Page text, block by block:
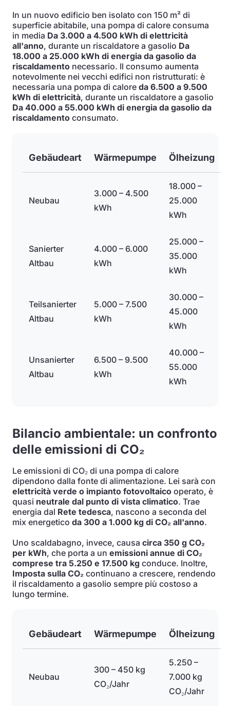
In un nuovo edificio ben isolato con 150 m² di
superficie abitabile, una pompa di calore consuma
in media Da 3.000 a 4.500 kWh di elettricità
all'anno, durante un riscaldatore a gasolio Da
18.000 a 25.000 kWh di energia da gasolio da
riscaldamento necessario. Il consumo aumenta
notevolmente nei vecchi edifici non ristrutturati: è
necessaria una pompa di calore da 6.500 a 9.500
kWh di elettricità, durante un riscaldatore a gasolio
Da 40.000 a 55.000 kWh di energia da gasolio da
riscaldamento consumato.
Gebäudeart Wärmepumpe Ölheizung
Neubau
3.000 – 4.500
kWh
18.000 –
25.000
kWh
Sanierter
Altbau
4.000 – 6.000
kWh
25.000 –
35.000
kWh
Teilsanierter
Altbau
5.000 – 7.500
kWh
30.000 –
45.000
kWh
Unsanierter
Altbau
6.500 – 9.500
kWh
40.000 –
55.000
kWh
Bilancio ambientale: un confronto
delle emissioni di CO₂
Le emissioni di CO₂ di una pompa di calore
dipendono dalla fonte di alimentazione. Lei sarà con
elettricità verde o impianto fotovoltaico operato, è
quasi neutrale dal punto di vista climatico. Trae
energia dal Rete tedesca, nascono a seconda del
mix energetico da 300 a 1.000 kg di CO₂ all'anno.
Uno scaldabagno, invece, causa circa 350 g CO₂
per kWh, che porta a un emissioni annue di CO₂
comprese tra 5.250 e 17.500 kg conduce. Inoltre,
Imposta sulla CO₂ continuano a crescere, rendendo
il riscaldamento a gasolio sempre più costoso a
lungo termine.
Gebäudeart Wärmepumpe Ölheizung
Neubau
300 – 450 kg
CO₂/Jahr
5.250 –
7.000 kg
CO₂/Jahr